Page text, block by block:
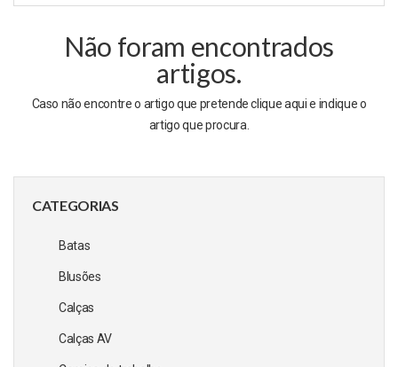
CATEGORIAS
Batas
Blusões
Calças
Calças AV
Não foram encontrados
artigos.
Caso não encontre o artigo que pretende cliqueaquie indique o
artigo que procura.